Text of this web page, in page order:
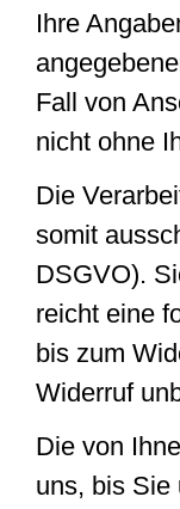
Ihre
Fall von
nicht ohne
Die
somit
DSGVO).
reicht eine
bis zum
Widerruf
Die von
uns, bis Sie